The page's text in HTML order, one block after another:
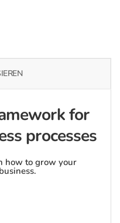
for
processes
how to grow your